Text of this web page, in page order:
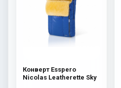
Конверт Esspero
Nicolas Leatherette Sky